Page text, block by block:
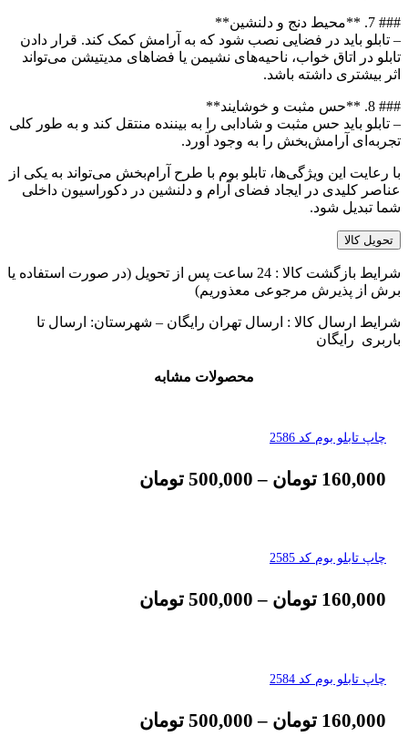
### 7. **محیط دنج و دلنشین**
– تابلو باید در فضایی نصب شود که به آرامش کمک کند. قرار دادن
تابلو در اتاق خواب، ناحیه‌های نشیمن یا فضاهای مدیتیشن می‌تواند
اثر بیشتری داشته باشد.
### 8. **حس مثبت و خوشایند**
– تابلو باید حس مثبت و شادابی را به بیننده منتقل کند و به طور کلی
تجربه‌ای آرامش‌بخش را به وجود آورد.
با رعایت این ویژگی‌ها، تابلو بوم با طرح آرام‌بخش می‌تواند به یکی از
عناصر کلیدی در ایجاد فضای آرام و دلنشین در دکوراسیون داخلی
شما تبدیل شود.
تحویل کالا
شرایط بازگشت کالا : 24 ساعت پس از تحویل (در صورت استفاده یا
برش از پذیرش مرجوعی معذوریم)
شرایط ارسال کالا : ارسال تهران رایگان – شهرستان: ارسال تا
باربری رایگان
محصولات مشابه
چاپ تابلو بوم کد 2586
160,000 تومان –
500,000 تومان
چاپ تابلو بوم کد 2585
160,000 تومان –
500,000 تومان
چاپ تابلو بوم کد 2584
160,000 تومان –
500,000 تومان